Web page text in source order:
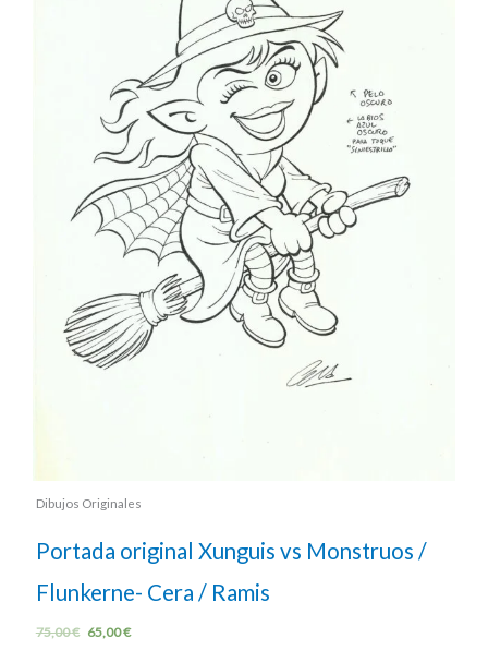
Dibujos Originales
Portada original Xunguis vs Monstruos /
Flunkerne- Cera / Ramis
75,00€ 65,00€